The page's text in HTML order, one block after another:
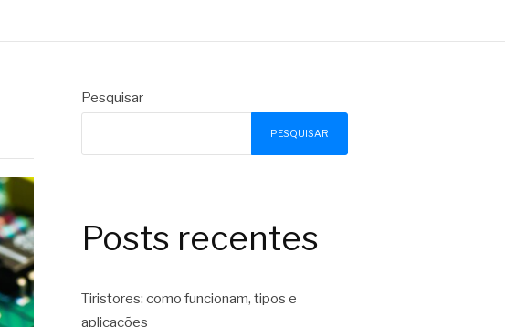
Pesquisar
PESQUISAR
Posts recentes
Tiristores: como funcionam, tipos e
aplicações